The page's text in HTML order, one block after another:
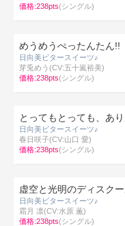
価格:238pts(シングル)
めうめうぺったんたん!!
日向美ビタースイーツ♪
芽兎めう(CV:五十嵐裕美)
価格:238pts(シングル)
とってもとっても、あり
日向美ビタースイーツ♪
春日咲子(CV:山口 愛)
価格:238pts(シングル)
虚空と光明のディスク
日向美ビタースイーツ♪
霜月 凛(CV:水原 薫)
価格:238pts(シングル)